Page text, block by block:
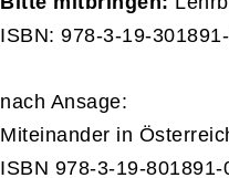
ISBN: 978-3-19-
nach Ansage:
Miteinander in
ISBN 978-3-19-801891-